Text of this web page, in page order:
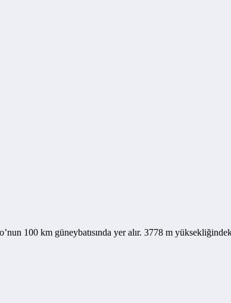
100 km güneybatısında yer alır. 3778 m